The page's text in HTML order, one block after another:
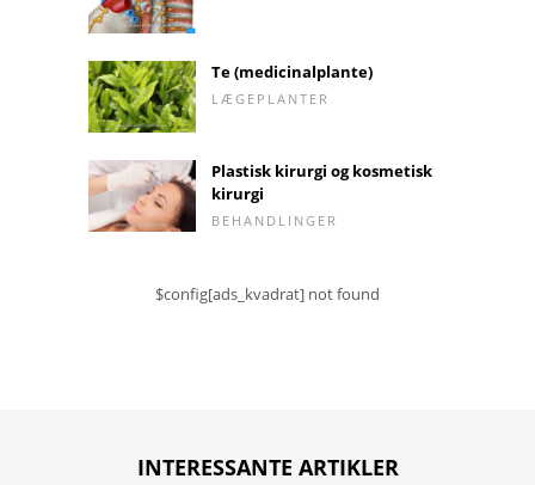
Te (medicinalplante)
LÆGEPLANTER
Plastisk kirurgi og kosmetisk
kirurgi
BEHANDLINGER
$config[ads_kvadrat] not found
INTERESSANTE ARTIKLER